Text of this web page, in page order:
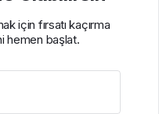
için fırsatı kaçırma
hemen başlat.